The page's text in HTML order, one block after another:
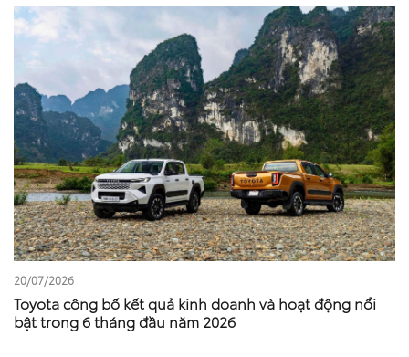
20/07/2026
Toyota công bố kết quả kinh doanh và hoạt động nổi
bật trong 6 tháng đầu năm 2026